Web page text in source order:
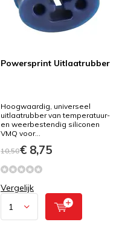
Powersprint Uitlaatrubber
Hoogwaardig, universeel
uitlaatrubber van temperatuur-
en weerbestendig siliconen
VMQ voor...
10,50€ 8,75
Vergelijk